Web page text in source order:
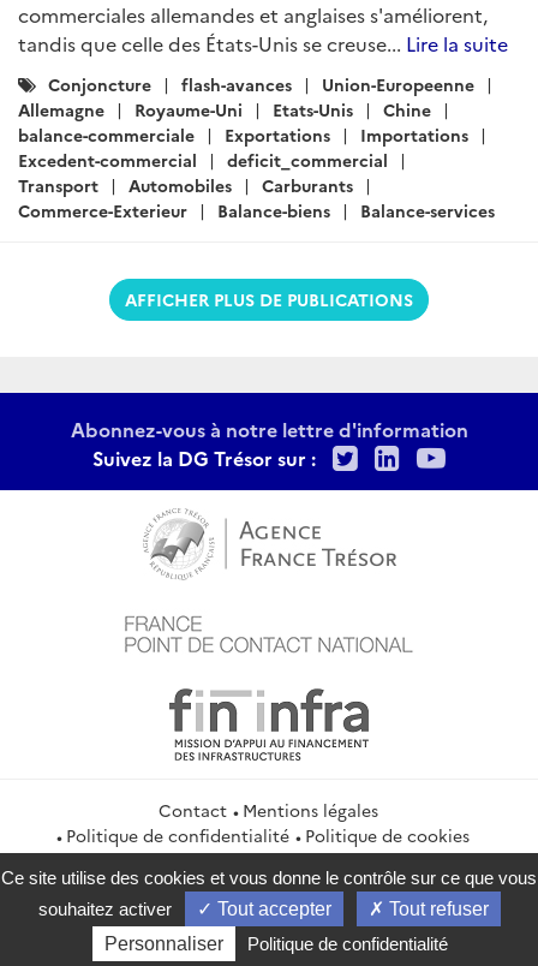
commerciales allemandes et anglaises s'améliorent,
tandis que celle des États-Unis se creuse... Lire la suite
Catégories
:
Conjoncture flash-avances
Union-Europeenne
Allemagne
Royaume-Uni Etats-Unis
Chine
balance-commerciale
Exportations
Importations
Excedent-commercial
deficit_commercial
Transport
Automobiles
Carburants
Commerce-Exterieur
Balance-biens Balance-services
AFFICHER PLUS DE PUBLICATIONS
Abonnez-vous à notre lettre d'information
Suivez la DG Trésor sur :
TwitterLinkedIn
Contact
Mentions légales
Politique de confidentialité
Politique de cookies
Gestion des cookies
Flux RSS
service-public.gouv.fr
legifrance.gouv.fr
info.gouv.fr
data.gouv.fr
Ce site utilise des cookies et vous donne le contrôle sur ce que vous
souhaitez activer
Tout accepter
Tout refuser
Personnaliser
Politique de confidentialité